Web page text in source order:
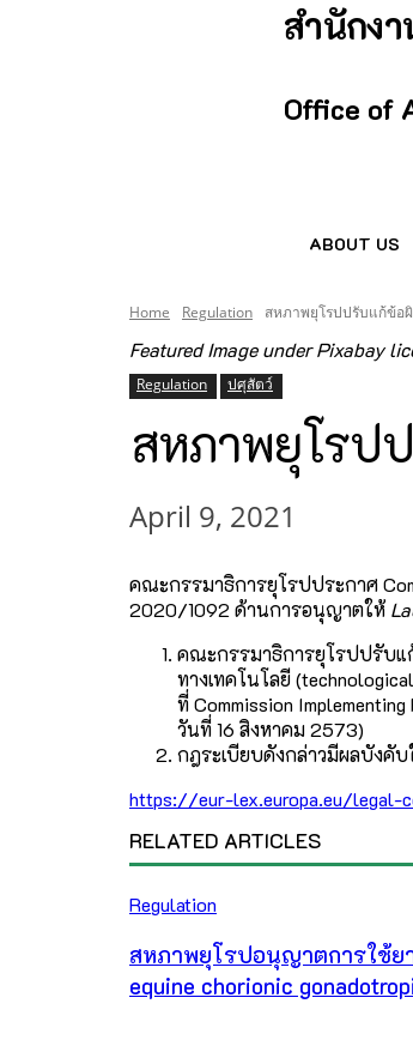
สำนักง
Office of
ABOUT US
Home Regulation สหภาพยุโรปปรับแก้ข้อ
Featured Image under Pixabay
Regulation ปศุสัตว์
สหภาพยุโรป
April 9, 2021
คณะกรรมาธิการยุโรปประกาศ
2020/1092 ด้านการอนุญาตให้
คณะกรรมาธิการยุโรปปรับ
ทางเทคโนโลยี
ที่ Commission
วันที่ 16 สิงหาคม 2573)
กฎระเบียบดังกล่าวมีผลบังคั
https://eur-lex.europa.eu/legal-
RELATED ARTICLES
Regulation
สหภาพยุโรปอนุญาตการใช้ย
equine chorionic